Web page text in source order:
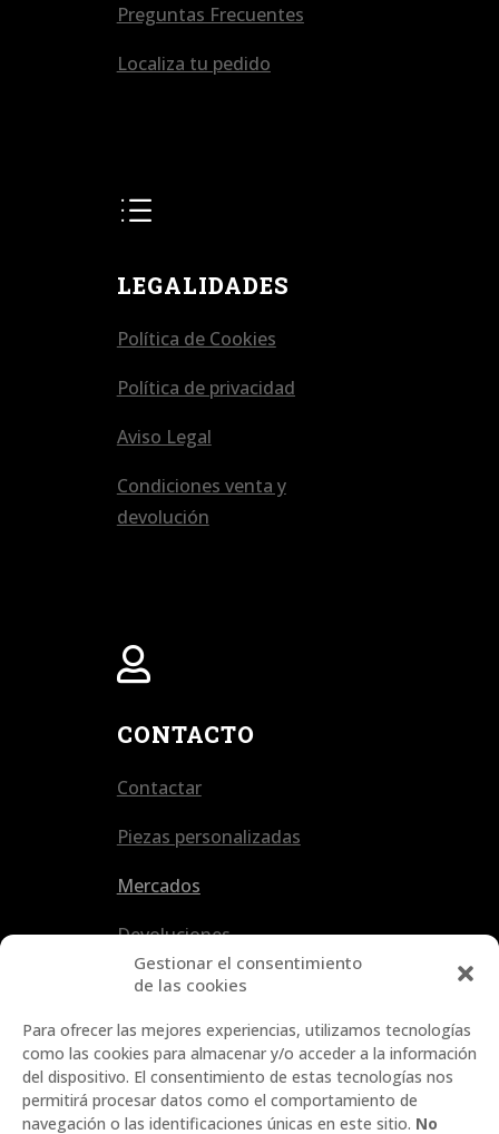
Gestionar el consentimiento
de las cookies
Para ofrecer las mejores experiencias, utilizamos tecnologías
como las cookies para almacenar y/o acceder a la información
del dispositivo. El consentimiento de estas tecnologías nos
permitirá procesar datos como el comportamiento de
navegación o las identificaciones únicas en este sitio. No
Preguntas Frecuentes
Localiza tu pedido
d
LEGALIDADES
Política de Cookies
Política de privacidad
Aviso Legal
Condiciones venta y
devolución

CONTACTO
Contactar
Piezas personalizadas
Mercados
Devoluciones